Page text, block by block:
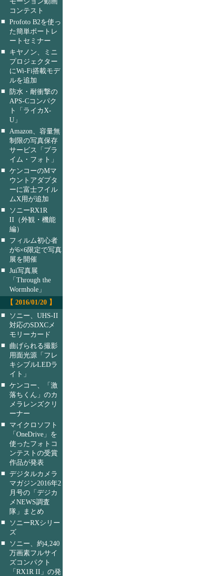
コンテスト
■ Profoto B2を使っ
た簡単ポートレ
ートセミナー
■
キヤノン、ミニ
プロジェクター
にWi-Fi搭載モデ
ルを追加
■
防水・耐衝撃の
APS-Cコンパク
ト「ライカX-
U」
■
Amazon、容量無
制限の写真保存
サービス「プラ
イム・フォト」
■ ケンコーのMマ
ウントアダプタ
ーに富士フイル
ムX用が追加
■
ソニーRX1R
II（外観・機能
編）
■
フィルム初心者
が6×6限定で写真
展を開催
■ Jui写真展
「Through the
Wormhole」
【 2016/01/20 】
■
ソニー、UHS-II
対応のSDXCメ
モリーカード
■
曲げられる撮影
用面光源「フレ
キシブルLEDラ
イト」
■ ケンコー、「激
落ちくん」のカ
メラレンズクリ
ーナー
■
マイクロソフト
「OneDrive」を
使ったフォトコ
ンテストの受賞
作品が発表
■ デジタルカメラ
マガジン2016年2
月号の「デジカ
メNEWS調査
隊」まとめ
■
ソニーRXシリー
ズ
■
ソニー、約4,240
万画素フルサイ
ズコンパクト
「RX1R II」の発